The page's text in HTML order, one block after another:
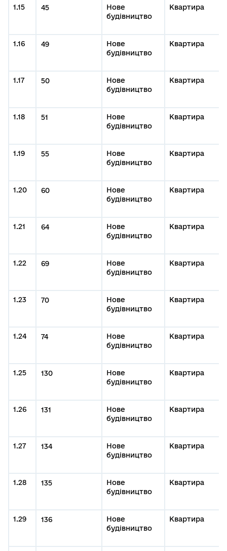
1.15 45
Нове
будівництво
Квартира
1.16 49
Нове
будівництво
Квартира
1.17 50
Нове
будівництво
Квартира
1.18 51
Нове
будівництво
Квартира
1.19 55
Нове
будівництво
Квартира
1.20 60
Нове
будівництво
Квартира
1.21 64
Нове
будівництво
Квартира
1.22 69
Нове
будівництво
Квартира
1.23 70
Нове
будівництво
Квартира
1.24 74
Нове
будівництво
Квартира
1.25 130
Нове
будівництво
Квартира
1.26 131
Нове
будівництво
Квартира
1.27 134
Нове
будівництво
Квартира
1.28 135
Нове
будівництво
Квартира
1.29 136
Нове
будівництво
Квартира